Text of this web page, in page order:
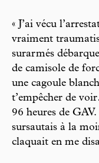
« J’ai vécu
vraiment
surarmés
de camisole de
une cagoule
t’empêcher de
96 heures de
sursautais à la
claquait en me